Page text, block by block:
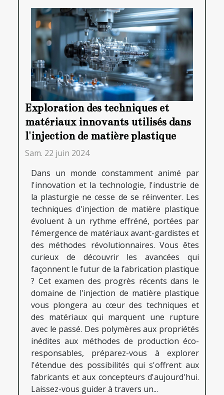
Exploration des techniques et
matériaux innovants utilisés dans
l'injection de matière plastique
Sam. 22 juin 2024
Dans un monde constamment animé par
l'innovation et la technologie, l'industrie de
la plasturgie ne cesse de se réinventer. Les
techniques d'injection de matière plastique
évoluent à un rythme effréné, portées par
l'émergence de matériaux avant-gardistes et
des méthodes révolutionnaires. Vous êtes
curieux de découvrir les avancées qui
façonnent le futur de la fabrication plastique
? Cet examen des progrès récents dans le
domaine de l'injection de matière plastique
vous plongera au cœur des techniques et
des matériaux qui marquent une rupture
avec le passé. Des polymères aux propriétés
inédites aux méthodes de production éco-
responsables, préparez-vous à explorer
l'étendue des possibilités qui s'offrent aux
fabricants et aux concepteurs d'aujourd'hui.
Laissez-vous guider à travers un...